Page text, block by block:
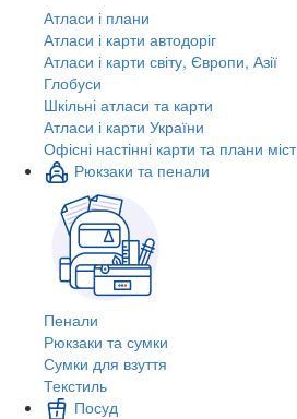
Атласи і плани
Атласи і карти автодоріг
Атласи і карти світу, Європи, Азії
Глобуси
Шкільні атласи та карти
Атласи і карти України
Офісні настінні карти та плани міст
Рюкзаки та пенали
Пенали
Рюкзаки та сумки
Сумки для взуття
Текстиль
Посуд